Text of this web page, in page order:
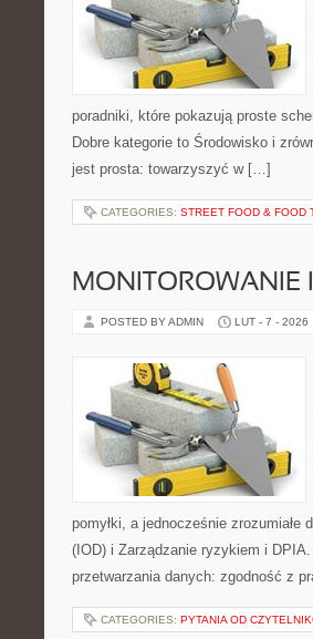
poradniki, które pokazują proste
Dobre kategorie to Środowisko i
jest prosta: towarzyszyć w […]
CATEGORIES: STREET FOOD & FOOD
MONITOROWANIE
POSTED BY ADMIN LUT - 7 - 2026
pomyłki, a jednocześnie
(IOD) i Zarządzanie ryzykiem i
przetwarzania danych: zgodność z
CATEGORIES: PYTANIA OD